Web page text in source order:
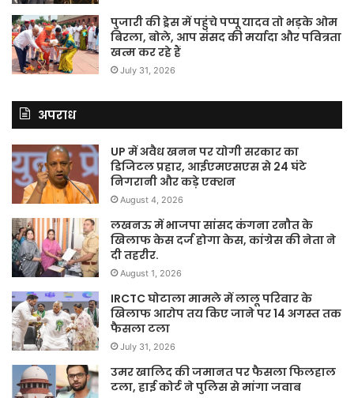
पुजारी की ड्रेस में पहुंचे पप्पू यादव तो भड़के ओम
बिरला, बोले, आप संसद की मर्यादा और पवित्रता
खत्म कर रहे हैं
July 31, 2026
अपराध
UP में अवैध खनन पर योगी सरकार का
डिजिटल प्रहार, आईएमएसएस से 24 घंटे
निगरानी और कड़े एक्शन
August 4, 2026
लखनऊ में भाजपा सांसद कंगना रनौत के
खिलाफ केस दर्ज होगा केस, कांग्रेस की नेता ने
दी तहरीर.
August 1, 2026
IRCTC घोटाला मामले में लालू परिवार के
खिलाफ आरोप तय किए जाने पर 14 अगस्त तक
फैसला टला
July 31, 2026
उमर खालिद की जमानत पर फैसला फिलहाल
टला, हाई कोर्ट ने पुलिस से मांगा जवाब